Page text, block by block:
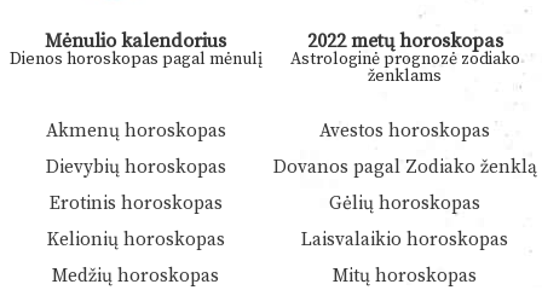
Mėnulio kalendorius
Dienos horoskopas pagal mėnulį
2022 metų horoskopas
Astrologinė prognozė zodiako
ženklams
Akmenų horoskopas
Avestos horoskopas
Dievybių horoskopas
Dovanos pagal Zodiako ženklą
Erotinis horoskopas
Gėlių horoskopas
Kelionių horoskopas
Laisvalaikio horoskopas
Medžių horoskopas
Mitų horoskopas